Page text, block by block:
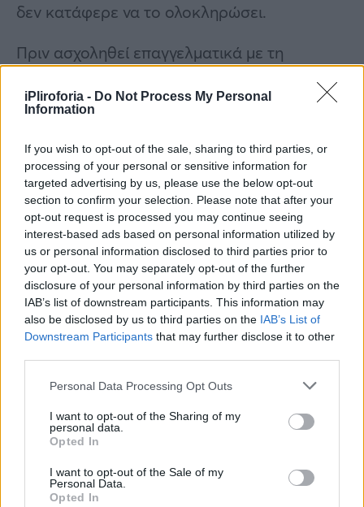
iPliroforia - Do Not Process My Personal
Information
If you wish to opt-out of the sale, sharing to third parties, or
processing of your personal or sensitive information for
targeted advertising by us, please use the below opt-out
section to confirm your selection. Please note that after your
opt-out request is processed you may continue seeing
interest-based ads based on personal information utilized by
us or personal information disclosed to third parties prior to
your opt-out. You may separately opt-out of the further
disclosure of your personal information by third parties on the
IAB’s list of downstream participants. This information may
also be disclosed by us to third parties on the IAB’s List of
Downstream Participants that may further disclose it to other
Personal Data Processing Opt Outs
I want to opt-out of the Sharing of my
personal data.
Opted In
I want to opt-out of the Sale of my
Personal Data.
Opted In
δεν κατάφερε να το ολοκληρώσει.
Πριν ασχοληθεί επαγγελματικά με τη
υπήρξε μουσικός σε ερασιτεχνικά ροκ